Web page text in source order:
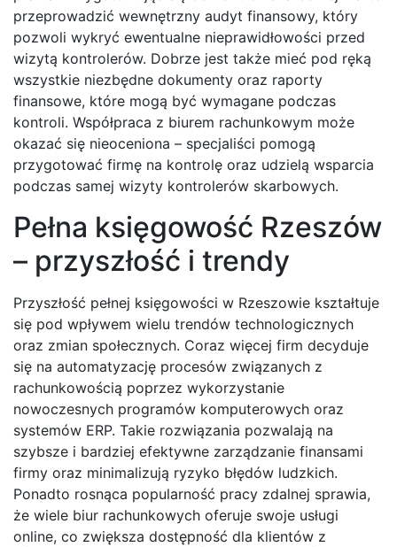
przeprowadzić wewnętrzny audyt finansowy, który
pozwoli wykryć ewentualne nieprawidłowości przed
wizytą kontrolerów. Dobrze jest także mieć pod ręką
wszystkie niezbędne dokumenty oraz raporty
finansowe, które mogą być wymagane podczas
kontroli. Współpraca z biurem rachunkowym może
okazać się nieoceniona – specjaliści pomogą
przygotować firmę na kontrolę oraz udzielą wsparcia
podczas samej wizyty kontrolerów skarbowych.
Pełna księgowość Rzeszów
– przyszłość i trendy
Przyszłość pełnej księgowości w Rzeszowie kształtuje
się pod wpływem wielu trendów technologicznych
oraz zmian społecznych. Coraz więcej firm decyduje
się na automatyzację procesów związanych z
rachunkowością poprzez wykorzystanie
nowoczesnych programów komputerowych oraz
systemów ERP. Takie rozwiązania pozwalają na
szybsze i bardziej efektywne zarządzanie finansami
firmy oraz minimalizują ryzyko błędów ludzkich.
Ponadto rosnąca popularność pracy zdalnej sprawia,
że wiele biur rachunkowych oferuje swoje usługi
online, co zwiększa dostępność dla klientów z